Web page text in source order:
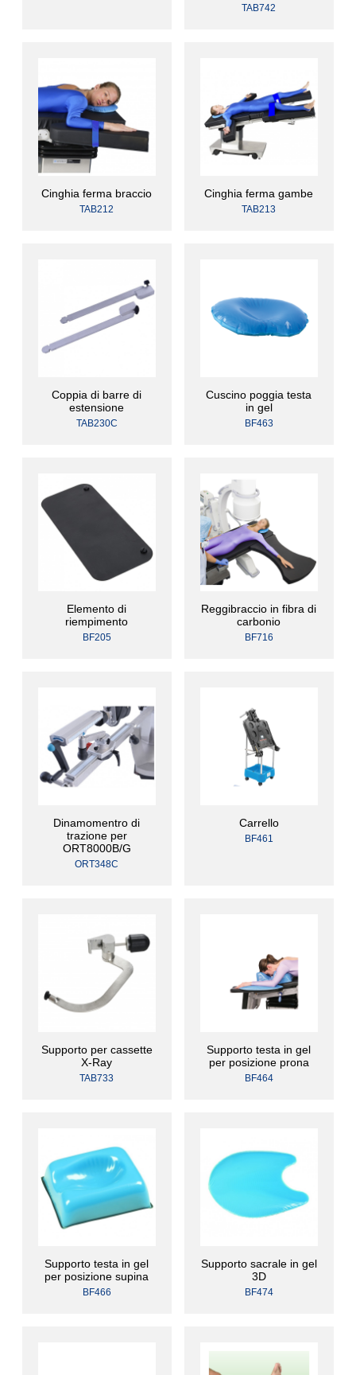
TAB742
Cinghia ferma braccio
TAB212
Cinghia ferma gambe
TAB213
Coppia di barre di
estensione
TAB230C
Cuscino poggia testa
in gel
BF463
Elemento di
riempimento
BF205
Reggibraccio in fibra di
carbonio
BF716
Dinamomentro di
trazione per
ORT8000B/G
ORT348C
Carrello
BF461
Supporto per cassette
X-Ray
TAB733
Supporto testa in gel
per posizione prona
BF464
Supporto testa in gel
per posizione supina
BF466
Supporto sacrale in gel
3D
BF474